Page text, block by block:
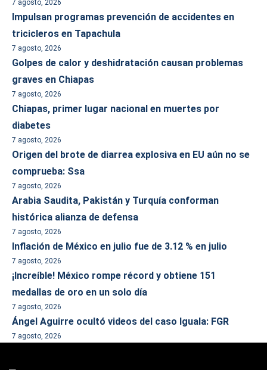
7 agosto, 2026
Impulsan programas prevención de accidentes en
tricicleros en Tapachula
7 agosto, 2026
Golpes de calor y deshidratación causan problemas
graves en Chiapas
7 agosto, 2026
Chiapas, primer lugar nacional en muertes por
diabetes
7 agosto, 2026
Origen del brote de diarrea explosiva en EU aún no se
comprueba: Ssa
7 agosto, 2026
Arabia Saudita, Pakistán y Turquía conforman
histórica alianza de defensa
7 agosto, 2026
Inflación de México en julio fue de 3.12 % en julio
7 agosto, 2026
¡Increíble! México rompe récord y obtiene 151
medallas de oro en un solo día
7 agosto, 2026
Ángel Aguirre ocultó videos del caso Iguala: FGR
7 agosto, 2026